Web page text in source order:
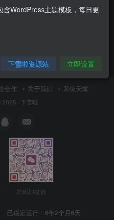
合作 关于我们 系统天堂
· 下雪啦
扫码加微信
稳定运行： 6年2个月6天
WordPress主题模板，每日更
下雪啦资源站 立即设置